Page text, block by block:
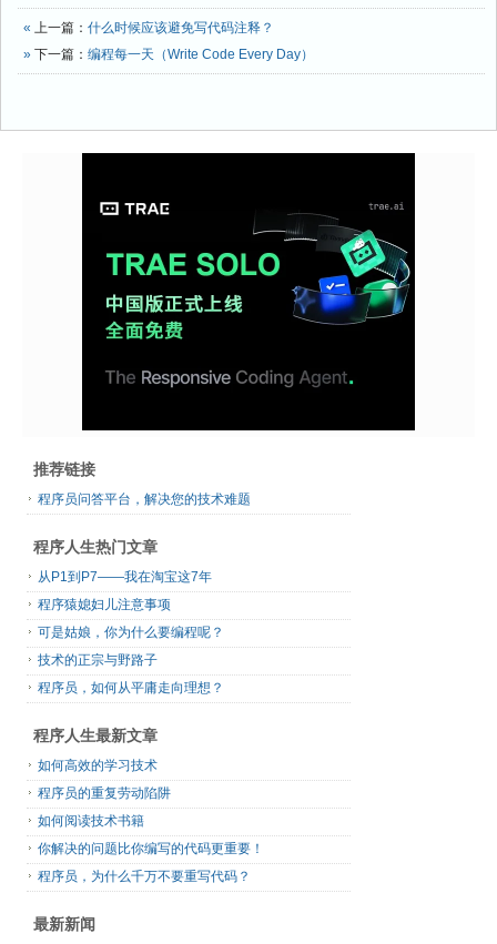
« 上一篇： 什么时候应该避免写代码注释？
» 下一篇： 编程每一天（Write Code Every Day）
推荐链接
程序员问答平台，解决您的技术难题
程序人生热门文章
从P1到P7——我在淘宝这7年
程序猿媳妇儿注意事项
可是姑娘，你为什么要编程呢？
技术的正宗与野路子
程序员，如何从平庸走向理想？
程序人生最新文章
如何高效的学习技术
程序员的重复劳动陷阱
如何阅读技术书籍
你解决的问题比你编写的代码更重要！
程序员，为什么千万不要重写代码？
最新新闻